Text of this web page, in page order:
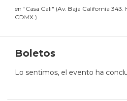
en "Casa Cali" (Av. Baja California 343.
CDMX.)
Boletos
Lo sentimos, el evento ha